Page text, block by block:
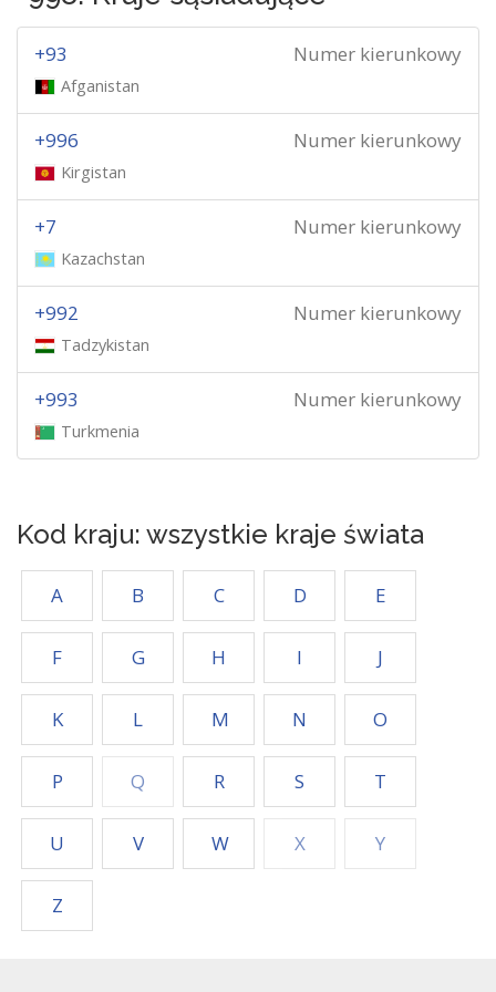
Numer kierunkowy
+93
Afganistan
Numer kierunkowy
+996
Kirgistan
Numer kierunkowy
+7
Kazachstan
Numer kierunkowy
+992
Tadzykistan
Numer kierunkowy
+993
Turkmenia
Kod kraju: wszystkie kraje świata
A B C D E
F G H I J
K L M N O
P Q R S T
U V W X Y
Z